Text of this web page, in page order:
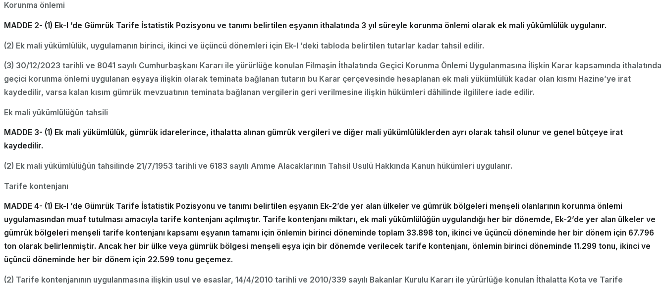
Korunma önlemi
MADDE 2- (1) Ek-l ’de Gümrük Tarife İstatistik Pozisyonu ve tanımı belirtilen eşyanın ithalatında 3 yıl süreyle korunma önlemi olarak ek mali yükümlülük uygulanır.
(2) Ek mali yükümlülük, uygulamanın birinci, ikinci ve üçüncü dönemleri için Ek-l ’deki tabloda belirtilen tutarlar kadar tahsil edilir.
(3) 30/12/2023 tarihli ve 8041 sayılı Cumhurbaşkanı Kararı ile yürürlüğe konulan Filmaşin İthalatında Geçici Korunma Önlemi Uygulanmasına İlişkin Karar kapsamında ithalatında
geçici korunma önlemi uygulanan eşyaya ilişkin olarak teminata bağlanan tutarın bu Karar çerçevesinde hesaplanan ek mali yükümlülük kadar olan kısmı Hazine’ye irat
kaydedilir, varsa kalan kısım gümrük mevzuatının teminata bağlanan vergilerin geri verilmesine ilişkin hükümleri dâhilinde ilgililere iade edilir.
Ek mali yükümlülüğün tahsili
MADDE 3- (1) Ek mali yükümlülük, gümrük idarelerince, ithalatta alınan gümrük vergileri ve diğer mali yükümlülüklerden ayrı olarak tahsil olunur ve genel bütçeye irat
kaydedilir.
(2) Ek mali yükümlülüğün tahsilinde 21/7/1953 tarihli ve 6183 sayılı Amme Alacaklarının Tahsil Usulü Hakkında Kanun hükümleri uygulanır.
Tarife kontenjanı
MADDE 4- (1) Ek-l ’de Gümrük Tarife İstatistik Pozisyonu ve tanımı belirtilen eşyanın Ek-2’de yer alan ülkeler ve gümrük bölgeleri menşeli olanlarının korunma önlemi
uygulamasından muaf tutulması amacıyla tarife kontenjanı açılmıştır. Tarife kontenjanı miktarı, ek mali yükümlülüğün uygulandığı her bir dönemde, Ek-2’de yer alan ülkeler ve
gümrük bölgeleri menşeli tarife kontenjanı kapsamı eşyanın tamamı için önlemin birinci döneminde toplam 33.898 ton, ikinci ve üçüncü döneminde her bir dönem için 67.796
ton olarak belirlenmiştir. Ancak her bir ülke veya gümrük bölgesi menşeli eşya için bir dönemde verilecek tarife kontenjanı, önlemin birinci döneminde 11.299 tonu, ikinci ve
üçüncü döneminde her bir dönem için 22.599 tonu geçemez.
(2) Tarife kontenjanının uygulanmasına ilişkin usul ve esaslar, 14/4/2010 tarihli ve 2010/339 sayılı Bakanlar Kurulu Kararı ile yürürlüğe konulan İthalatta Kota ve Tarife